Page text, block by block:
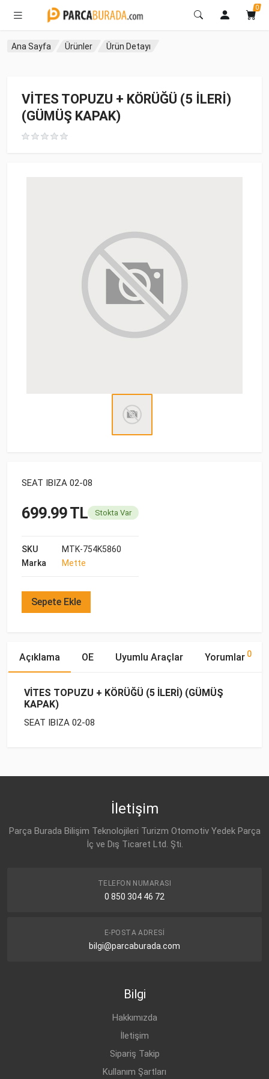
0
Ana Sayfa Ürünler Ürün Detayı
VİTES TOPUZU + KÖRÜĞÜ (5 İLERİ)
(GÜMÜŞ KAPAK)
SEAT IBIZA 02-08
699.99 TL Stokta Var
SKU
MTK-754K5860
Marka
Mette
Sepete Ekle
Açıklama OE Uyumlu Araçlar Yorumlar 0
VİTES TOPUZU + KÖRÜĞÜ (5 İLERİ) (GÜMÜŞ
KAPAK)
SEAT IBIZA 02-08
İletişim
Parça Burada Bilişim Teknolojileri Turizm Otomotiv Yedek Parça
İç ve Dış Ticaret Ltd. Şti.
TELEFON NUMARASI
0 850 304 46 72
E-POSTA ADRESI
bilgi@parcaburada.com
Bilgi
Hakkımızda
İletişim
Sipariş Takip
Kullanım Şartları